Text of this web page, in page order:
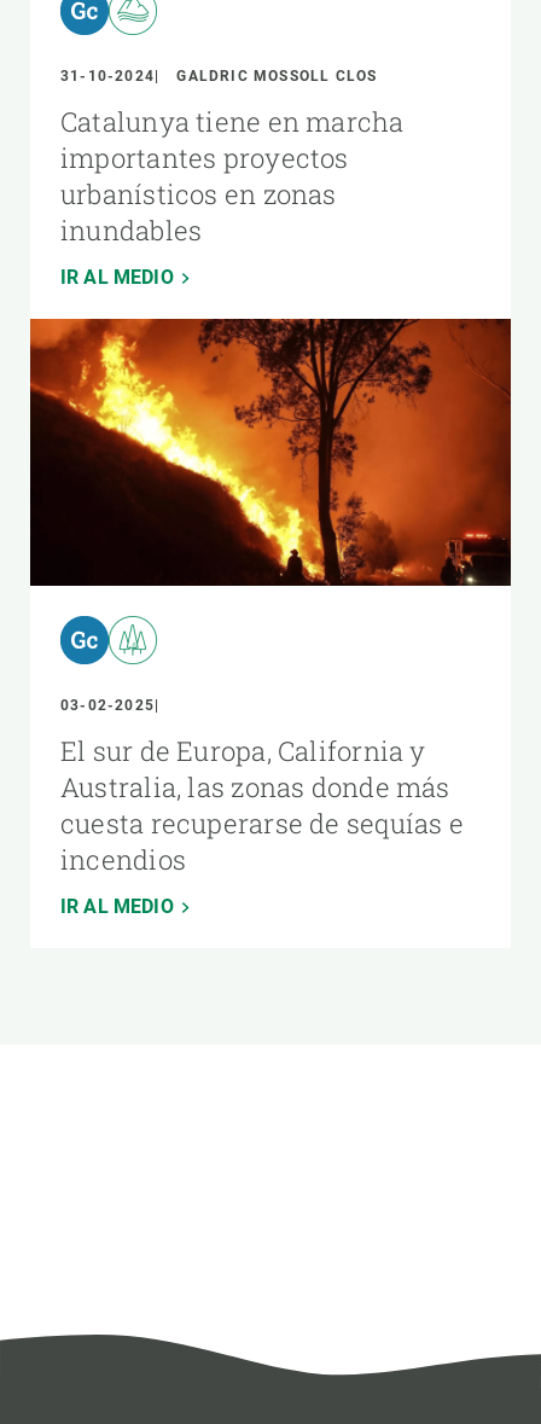
31-10-2024 GALDRIC MOSSOLL CLOS
Catalunya tiene en marcha
importantes proyectos
urbanísticos en zonas
inundables
IR AL MEDIO
03-02-2025
El sur de Europa, California y
Australia, las zonas donde más
cuesta recuperarse de sequías e
incendios
IR AL MEDIO